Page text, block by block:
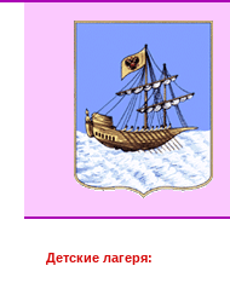
Детские лагеря: